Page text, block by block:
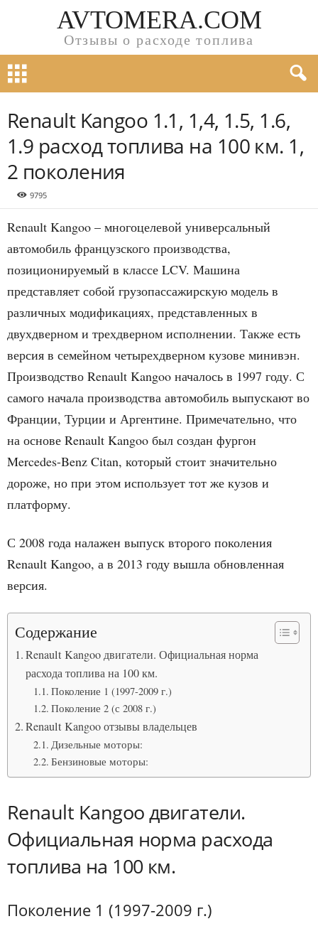
AVTOMERA.COM
Отзывы о расходе топлива
Renault Kangoo 1.1, 1,4, 1.5, 1.6,
1.9 расход топлива на 100 км. 1,
2 поколения
9795
Renault Kangoo – многоцелевой универсальный
автомобиль французского производства,
позиционируемый в классе LCV. Машина
представляет собой грузопассажирскую модель в
различных модификациях, представленных в
двухдверном и трехдверном исполнении. Также есть
версия в семейном четырехдверном кузове минивэн.
Производство Renault Kangoo началось в 1997 году. С
самого начала производства автомобиль выпускают во
Франции, Турции и Аргентине. Примечательно, что
на основе Renault Kangoo был создан фургон
Mercedes-Benz Citan, который стоит значительно
дороже, но при этом использует тот же кузов и
платформу.
С 2008 года налажен выпуск второго поколения
Renault Kangoo, а в 2013 году вышла обновленная
версия.
Содержание
Renault Kangoo двигатели. Официальная норма
расхода топлива на 100 км.
Поколение 1 (1997-2009 г.)
Поколение 2 (с 2008 г.)
Renault Kangoo отзывы владельцев
Дизельные моторы:
Бензиновые моторы:
Renault Kangoo двигатели.
Официальная норма расхода
топлива на 100 км.
Поколение 1 (1997-2009 г.)